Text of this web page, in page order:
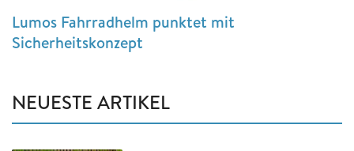
Lumos Fahrradhelm punktet mit
Sicherheitskonzept
NEUESTE ARTIKEL